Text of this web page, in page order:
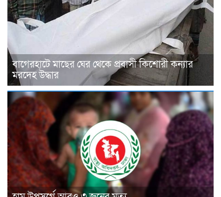
বাগেরহাটে মাছের ঘের থেকে প্রবাসী কিশোরী কন্যার
মরদেহ উদ্ধার